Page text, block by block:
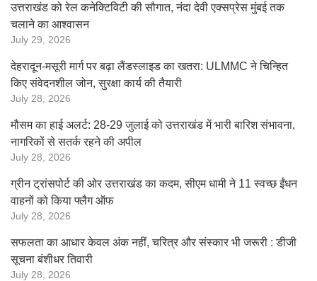
उत्तराखंड को रेल कनेक्टिविटी की सौगात, नंदा देवी एक्सप्रेस मुंबई तक
चलाने का आश्वासन
July 29, 2026
देहरादून-मसूरी मार्ग पर बढ़ा लैंडस्लाइड का खतरा: ULMMC ने चिन्हित
किए संवेदनशील जोन, सुरक्षा कार्य की तैयारी
July 28, 2026
मौसम का हाई अलर्ट: 28-29 जुलाई को उत्तराखंड में भारी बारिश संभावना,
नागरिकों से सतर्क रहने की अपील
July 28, 2026
ग्रीन ट्रांसपोर्ट की ओर उत्तराखंड का कदम, सीएम धामी ने 11 स्वच्छ ईंधन
वाहनों को किया फ्लैग ऑफ
July 28, 2026
सफलता का आधार केवल अंक नहीं, चरित्र और संस्कार भी जरूरी : डीजी
सूचना बंशीधर तिवारी
July 28, 2026